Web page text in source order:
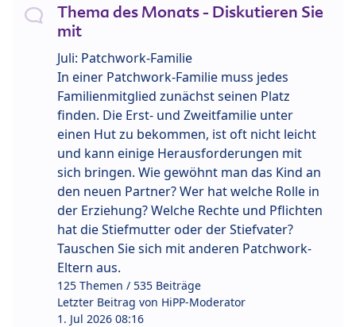
Thema des Monats - Diskutieren Sie
mit
Juli: Patchwork-Familie
In einer Patchwork-Familie muss jedes
Familienmitglied zunächst seinen Platz
finden. Die Erst- und Zweitfamilie unter
einen Hut zu bekommen, ist oft nicht leicht
und kann einige Herausforderungen mit
sich bringen. Wie gewöhnt man das Kind an
den neuen Partner? Wer hat welche Rolle in
der Erziehung? Welche Rechte und Pflichten
hat die Stiefmutter oder der Stiefvater?
Tauschen Sie sich mit anderen Patchwork-
Eltern aus.
125 Themen / 535 Beiträge
Letzter Beitrag von HiPP-Moderator
1. Jul 2026 08:16